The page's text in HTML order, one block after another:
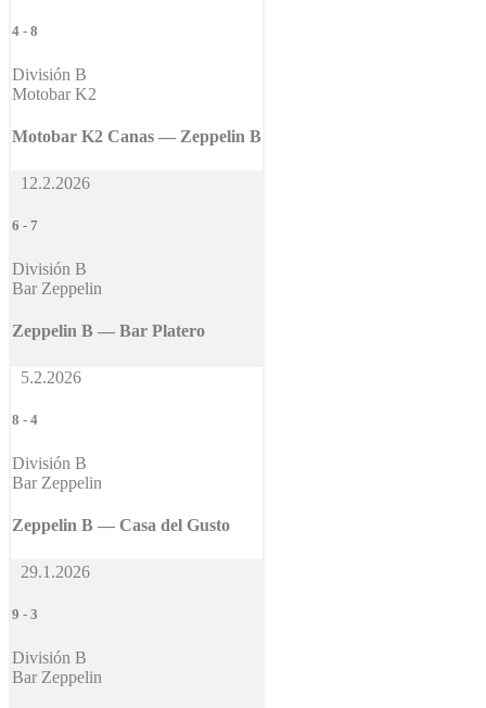
4 - 8
División B
Motobar K2
Motobar K2 Canas — Zeppelin B
12.2.2026
6 - 7
División B
Bar Zeppelin
Zeppelin B — Bar Platero
5.2.2026
8 - 4
División B
Bar Zeppelin
Zeppelin B — Casa del Gusto
29.1.2026
9 - 3
División B
Bar Zeppelin